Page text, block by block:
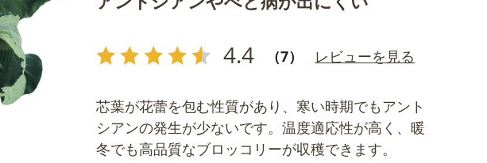
4.4 （7） レビューを見る
芯葉が花蕾を包む性質があり、寒い時期でもアント
シアンの発生が少ないです。温度適応性が高く、暖
冬でも高品質なブロッコリーが収穫できます。